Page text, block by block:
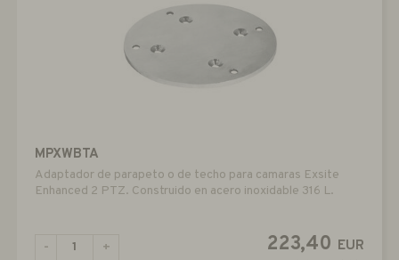
MPXWBTA
Adaptador de parapeto o de techo para camaras Exsite
Enhanced 2 PTZ. Construido en acero inoxidable 316 L.
223,40 EUR
- +